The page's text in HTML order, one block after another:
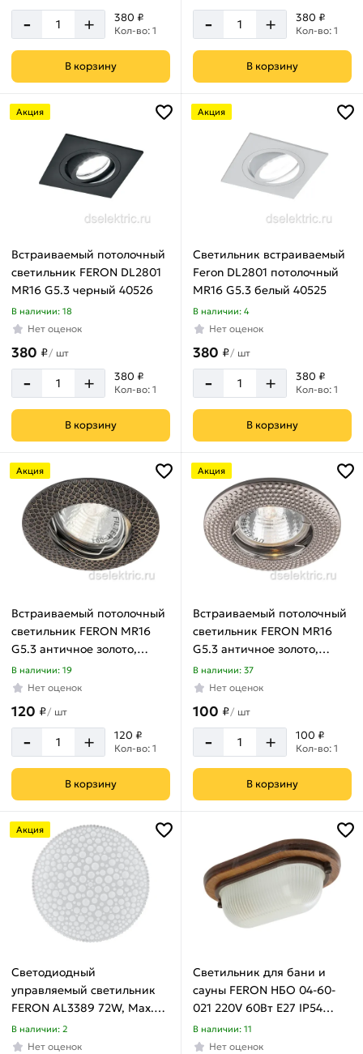
- + 380 ₽
Кол-во: 1
В корзину
- + 380 ₽
Кол-во: 1
В корзину
Акция
Встраиваемый потолочный
светильник FERON DL2801
MR16 G5.3 черный 40526
В наличии: 18
Нет оценок
380 ₽/ шт
- + 380 ₽
Кол-во: 1
В корзину
Акция
Светильник встраиваемый
Feron DL2801 потолочный
MR16 G5.3 белый 40525
В наличии: 4
Нет оценок
380 ₽/ шт
- + 380 ₽
Кол-во: 1
В корзину
Акция
Встраиваемый потолочный
светильник FERON MR16
G5.3 античное золото,
DL6241 32679
В наличии: 19
Нет оценок
120 ₽/ шт
- + 120 ₽
Кол-во: 1
В корзину
Акция
Встраиваемый потолочный
светильник FERON MR16
G5.3 античное золото,
DL6042 28956
В наличии: 37
Нет оценок
100 ₽/ шт
- + 100 ₽
Кол-во: 1
В корзину
Акция
Светодиодный
управляемый светильник
FERON AL3389 72W, Max.
5040Lum, 3000К-6000K
41234
В наличии: 2
Нет оценок
Светильник для бани и
сауны FERON НБО 04-60-
021 220V 60Вт Е27 IP54
дерево, орех, овал 11575
В наличии: 11
Нет оценок